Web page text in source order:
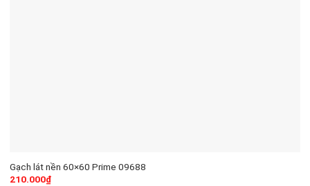
Gạch lát nền 60×60 Prime 09688
210.000₫